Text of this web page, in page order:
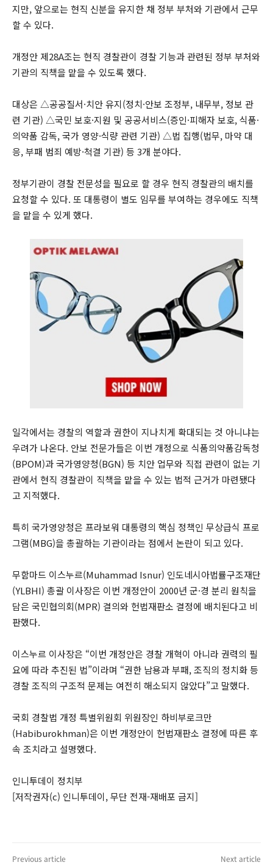
지만, 앞으로는 현직 신분을 유지한 채 정부 부처와 기관에서 근무
할 수 있다.
개정안 제28A조는 현직 경찰관이 경찰 기능과 관련된 정부 부처와
기관의 직책을 맡을 수 있도록 했다.
대상은 △공공질서·치안 유지(정치·안보 조정부, 내무부, 정보 관
련 기관) △국민 보호·지원 및 공공서비스(증인·피해자 보호, 식품·
의약품 감독, 국가 영양·식량 관련 기관) △법 집행(법무, 마약 대
응, 부패 범죄 예방·척결 기관) 등 3개 분야다.
정부기관이 경찰 전문성을 필요로 할 경우 현직 경찰관의 배치를
요청할 수 있다. 또 대통령이 별도 임무를 부여하는 경우에도 직책
을 맡을 수 있게 했다.
일각에서는 경찰의 역할과 권한이 지나치게 확대되는 것 아니냐는
우려가 나온다. 안보 전문가들은 이번 개정으로 식품의약품감독청
(BPOM)과 국가영양청(BGN) 등 치안 업무와 직접 관련이 없는 기
관에서 현직 경찰관이 직책을 맡을 수 있는 법적 근거가 마련됐다
고 지적했다.
특히 국가영양청은 프라보워 대통령의 핵심 정책인 무상급식 프로
그램(MBG)을 총괄하는 기관이라는 점에서 논란이 되고 있다.
무함마드 이스누르(Muhammad Isnur) 인도네시아법률구조재단
(YLBHI) 총괄 이사장은 이번 개정안이 2000년 군·경 분리 원칙을
담은 국민협의회(MPR) 결의와 헌법재판소 결정에 배치된다고 비
판했다.
이스누르 이사장은 “이번 개정안은 경찰 개혁이 아니라 권력의 필
요에 따라 추진된 법”이라며 “권한 남용과 부패, 조직의 정치화 등
경찰 조직의 구조적 문제는 여전히 해소되지 않았다”고 말했다.
국회 경찰법 개정 특별위원회 위원장인 하비부로크만
(Habiburokhman)은 이번 개정안이 헌법재판소 결정에 따른 후
속 조치라고 설명했다.
인니투데이 정치부
[저작권자(c) 인니투데이, 무단 전재-재배포 금지]
Previous article Next article